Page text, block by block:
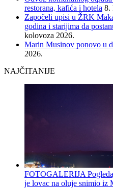
restorana, kafića i hotela 8.
Započeli upisi u ŽRK
godina i starijima da
kolovoza 2026.
Marin Musinov ponovo u
2026.
NAJČITANIJE
FOTOGALERIJA
je lovac na oluje snimio iz